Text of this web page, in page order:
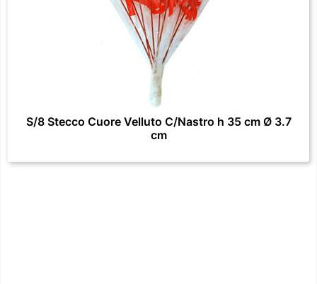
S/8 Stecco Cuore Velluto C/Nastro h 35 cm Ø 3.7
cm